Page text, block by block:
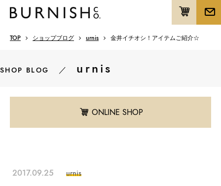
TOP ショップブログ urnis 金井イチオシ！アイテムご紹介☆
SHOP BLOG ／ urnis
ONLINE SHOP
2017.09.25 urnis